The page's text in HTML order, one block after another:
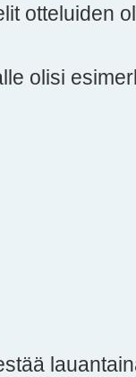
otteluiden
olisi